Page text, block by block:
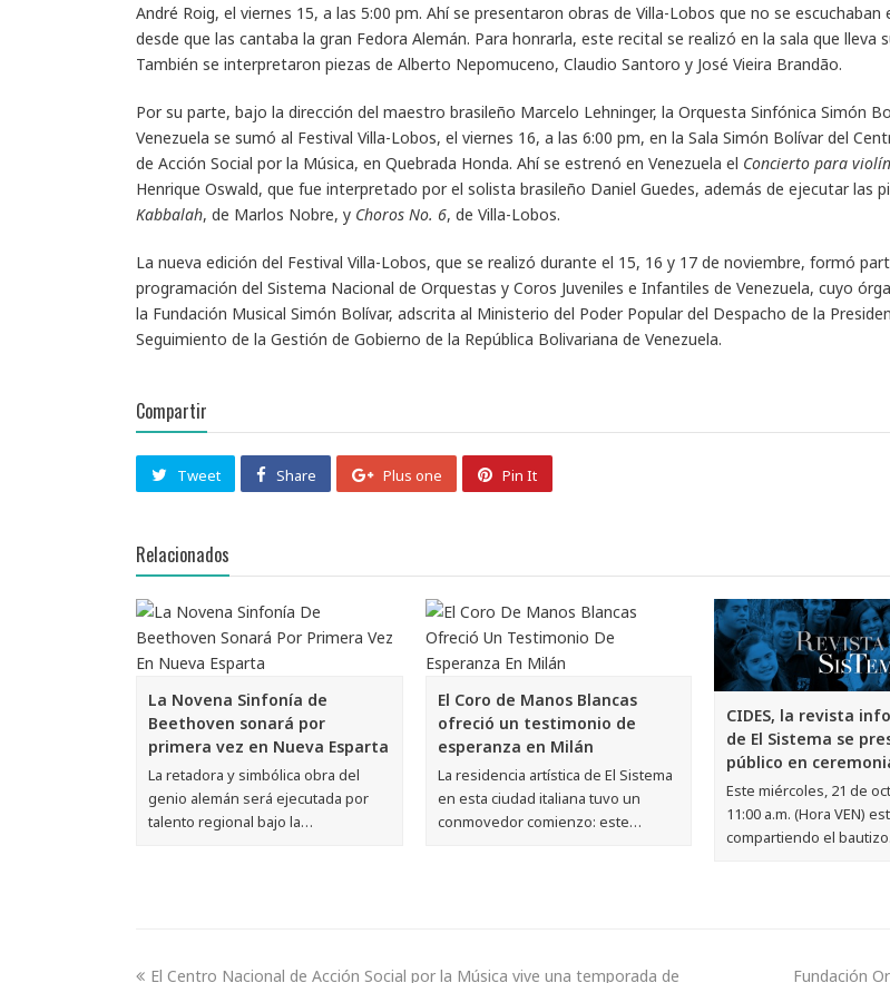
André Roig, el viernes 15, a las 5:00 pm. Ahí se presentaron obras de Villa-Lobos que no se escuchaban
desde que las cantaba la gran Fedora Alemán. Para honrarla, este recital se realizó en la sala que lleva
También se interpretaron piezas de Alberto Nepomuceno, Claudio Santoro y José Vieira Brandão.
Por su parte, bajo la dirección del maestro brasileño Marcelo Lehninger, la Orquesta Sinfónica Simón
Venezuela se sumó al Festival Villa-Lobos, el viernes 16, a las 6:00 pm, en la Sala Simón Bolívar del
de Acción Social por la Música, en Quebrada Honda. Ahí se estrenó en Venezuela el Concierto para violín
Henrique Oswald, que fue interpretado por el solista brasileño Daniel Guedes, además de ejecutar las
Kabbalah, de Marlos Nobre, y Choros No. 6, de Villa-Lobos.
La nueva edición del Festival Villa-Lobos, que se realizó durante el 15, 16 y 17 de noviembre, formó
programación del Sistema Nacional de Orquestas y Coros Juveniles e Infantiles de Venezuela, cuyo
la Fundación Musical Simón Bolívar, adscrita al Ministerio del Poder Popular del Despacho de la
Seguimiento de la Gestión de Gobierno de la República Bolivariana de Venezuela.
Compartir
Tweet Share Plus one Pin It
Relacionados
La Novena Sinfonía de
Beethoven sonará por
primera vez en Nueva Esparta
La retadora y simbólica obra del
genio alemán será ejecutada por
talento regional bajo la…
El Coro de Manos Blancas
ofreció un testimonio de
esperanza en Milán
La residencia artística de El Sistema
en esta ciudad italiana tuvo un
conmovedor comienzo: este…
CIDES, la revista
de El Sistema se
público en
Este miércoles, 21 de
11:00 a.m. (Hora VEN)
compartiendo el
El Centro Nacional de Acción Social por la Música vive una temporada de Fundación